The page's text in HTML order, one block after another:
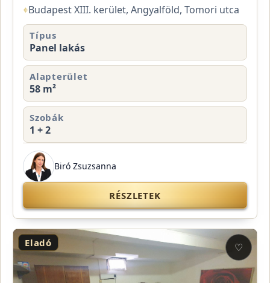
⌖Budapest XIII. kerület, Angyalföld, Tomori utca
Típus
Panel lakás
Alapterület
58 m²
Szobák
1 + 2
Biró Zsuzsanna
RÉSZLETEK
Eladó ♡